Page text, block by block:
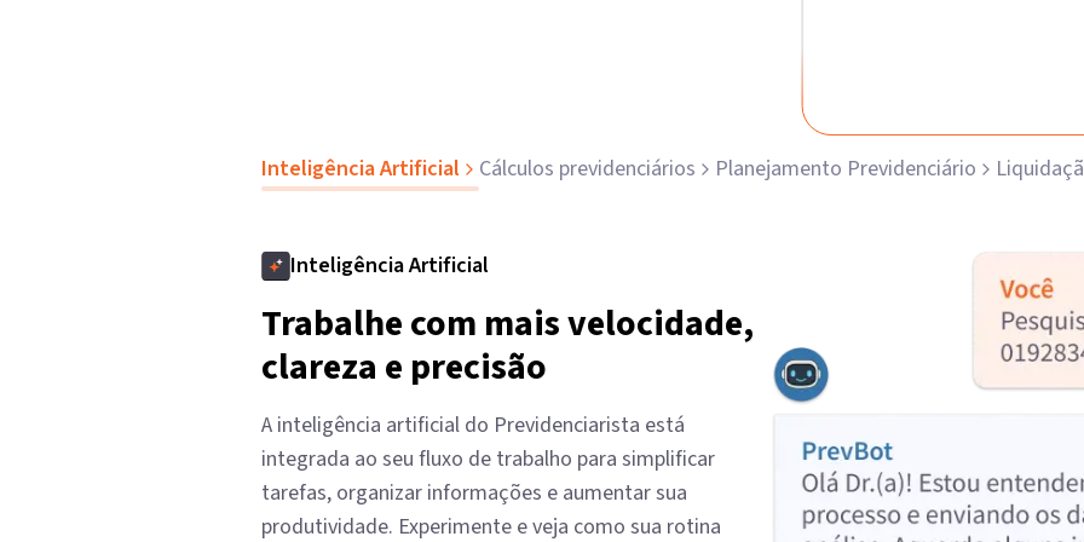
Inteligência Artificial Cálculos previdenciários Planejamento Previdenciário
Inteligência Artificial
Trabalhe com mais velocidade,
clareza e precisão
A inteligência artificial do Previdenciarista está
integrada ao seu fluxo de trabalho para simplificar
tarefas, organizar informações e aumentar sua
produtividade. Experimente e veja como sua rotina